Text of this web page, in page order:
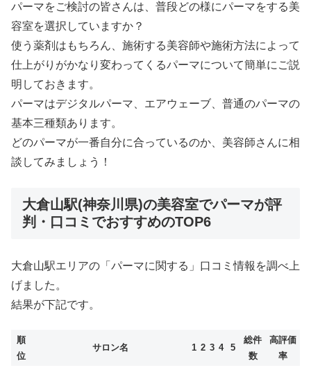
パーマをご検討の皆さんは、普段どの様にパーマをする美
容室を選択していますか？
使う薬剤はもちろん、施術する美容師や施術方法によって
仕上がりがかなり変わってくるパーマについて簡単にご説
明しておきます。
パーマはデジタルパーマ、エアウェーブ、普通のパーマの
基本三種類あります。
どのパーマが一番自分に合っているのか、美容師さんに相
談してみましょう！
大倉山駅(神奈川県)の美容室でパーマが評
判・口コミでおすすめのTOP6
大倉山駅エリアの「パーマに関する」口コミ情報を調べ上
げました。
結果が下記です。
順
位
サロン名 1 2 3 4 5
総件
数
高評価
率